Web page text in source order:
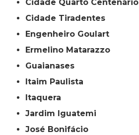
Cidade Quarto Centenário
Cidade Tiradentes
Engenheiro Goulart
Ermelino Matarazzo
Guaianases
Itaim Paulista
Itaquera
Jardim Iguatemi
José Bonifácio